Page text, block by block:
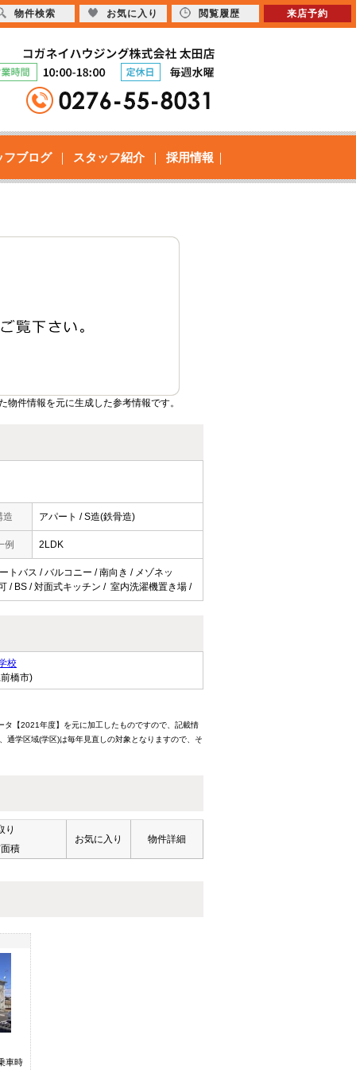
フブログ スタッフ紹介 採用情報
件情報を元に生成した参考情報です。
造 アパート / S造(鉄骨造)
例 2LDK
トバス / バルコニー / 南向き / メゾネッ
/ BS / 対面式キッチン / 室内洗濯機置き場 /
校
橋市)
【2021年度】を元に加工したものですので、記載情
通学区域(学区)は毎年見直しの対象となりますので、そ
り
積
お気に入り 物件詳細
車時
物件検索 お気に入り 閲覧履歴 来店予約